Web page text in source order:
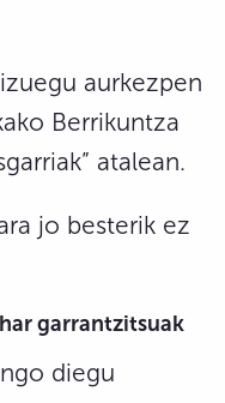
aurkezpen
Berrikuntza
atalean.
jo besterik ez
garrantzitsuak
diegu